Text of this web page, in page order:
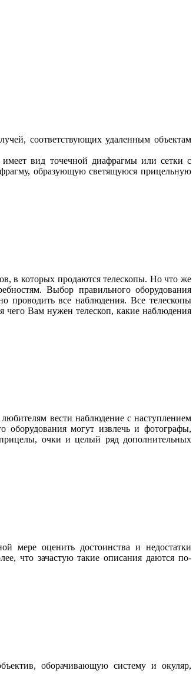
соответствующих удаленным объектам
имеет вид точечной диафрагмы или сетки с
образующую светящуюся прицельную
в которых продаются телескопы. Но что же
Выбор правильного оборудования
проводить все наблюдения. Все телескопы
чего Вам нужен телескоп, какие наблюдения
вести наблюдение с наступлением
оборудования могут извлечь и фотографы,
очки и целый ряд дополнительных
мере оценить достоинства и недостатки
что зачастую такие описания даются по-
оборачивающую систему и окуляр,